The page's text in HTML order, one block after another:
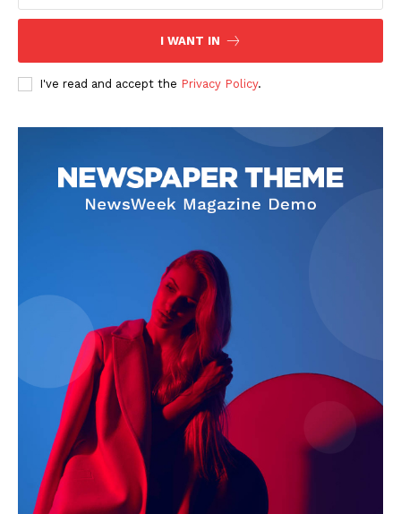
I WANT IN
I've read and accept the Privacy Policy.